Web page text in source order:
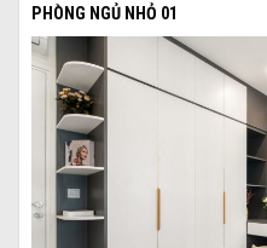
PHÒNG NGỦ NHỎ 01